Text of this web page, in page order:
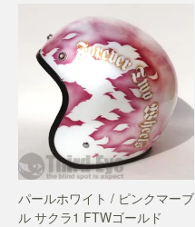
パールホワイト / ピンクマーブ
ル サクラ1 FTWゴールド